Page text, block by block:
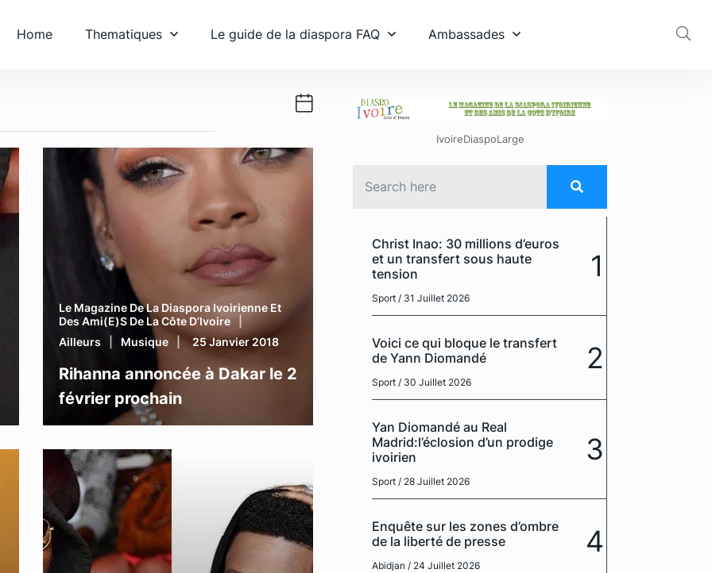
Home Thematiques Le guide de la diaspora FAQ Ambassades
Le Magazine De La Diaspora Ivoirienne Et
Des Ami(e)s De La Côte D’Ivoire
Ailleurs
Musique 25 Janvier 2018
Rihanna annoncée à Dakar le 2
février prochain
IvoireDiaspoLarge
Christ Inao: 30 millions d’euros
et un transfert sous haute
tension
Sport / 31 Juillet 2026
1
Voici ce qui bloque le transfert
de Yann Diomandé
Sport / 30 Juillet 2026
2
Yan Diomandé au Real
Madrid:l’éclosion d’un prodige
ivoirien
Sport / 28 Juillet 2026
3
Enquête sur les zones d’ombre
de la liberté de presse
Abidjan / 24 Juillet 2026
4